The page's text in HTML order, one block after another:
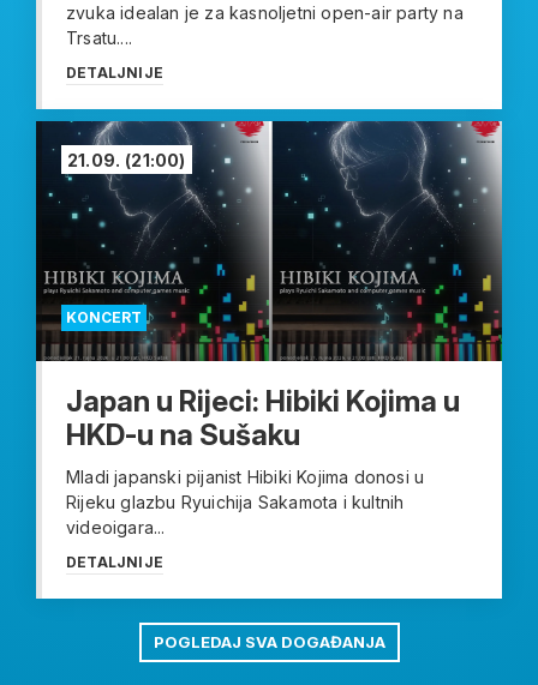
zvuka idealan je za kasnoljetni open-air party na
Trsatu....
DETALJNIJE
KONCERT
21.09. (21:00)
Japan u Rijeci: Hibiki Kojima u
HKD-u na Sušaku
Mladi japanski pijanist Hibiki Kojima donosi u
Rijeku glazbu Ryuichija Sakamota i kultnih
videoigara...
DETALJNIJE
POGLEDAJ SVA DOGAĐANJA